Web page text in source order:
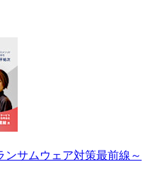
ンサムウェア対策最前線～